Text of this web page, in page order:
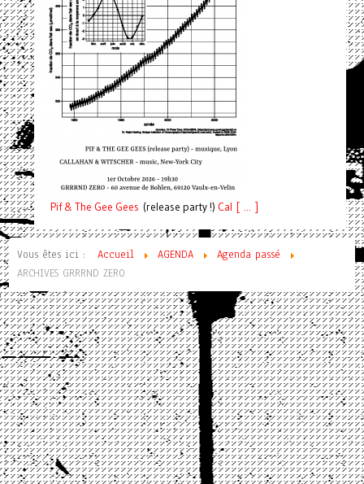
Pif& The Gee Gees (release party !) Cal [ ... ]
Vous êtes ici : Accueil AGENDA
Agenda passé
ARCHIVES GRRRND ZERO